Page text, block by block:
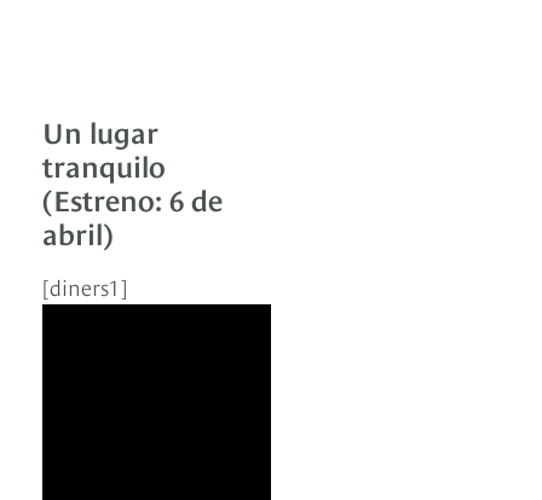
Un lugar
tranquilo
(Estreno: 6 de
abril)
[diners1]